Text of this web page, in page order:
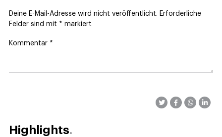
Deine E-Mail-Adresse wird nicht veröffentlicht. Erforderliche
Felder sind mit * markiert
Kommentar *
Highlights